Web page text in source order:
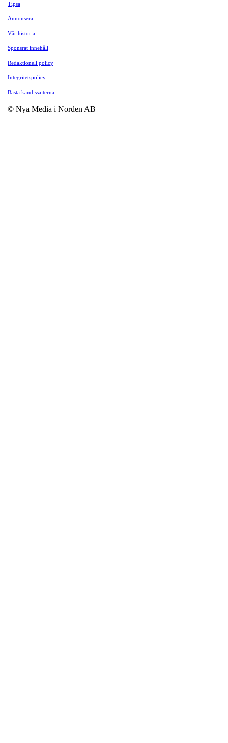
Tipsa
Annonsera
Vår historia
Sponsrat innehåll
Redaktionell policy
Integritetspolicy
Bästa kändissajterna
© Nya Media i Norden AB